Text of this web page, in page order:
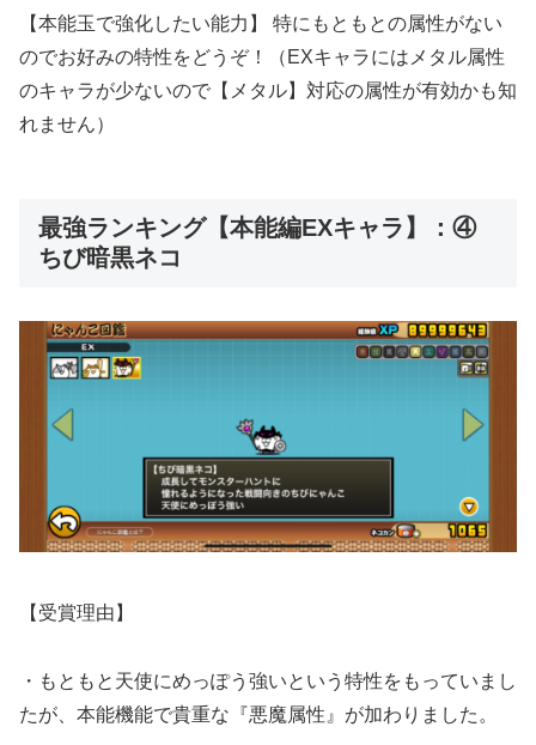
【本能玉で強化したい能力】 特にもともとの属性がない
のでお好みの特性をどうぞ！（EXキャラにはメタル属性
のキャラが少ないので【メタル】対応の属性が有効かも知
れません）
最強ランキング【本能編EXキャラ】：④
ちび暗黒ネコ
【受賞理由】
・もともと天使にめっぽう強いという特性をもっていまし
たが、本能機能で貴重な『悪魔属性』が加わりました。